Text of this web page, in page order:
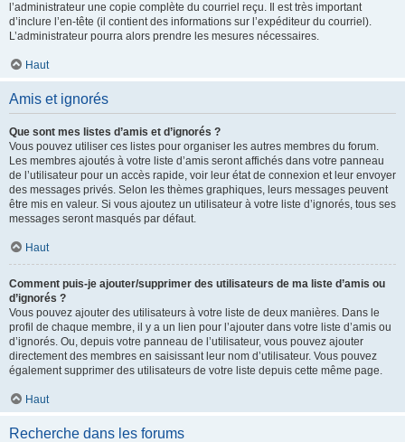
l’administrateur une copie complète du courriel reçu. Il est très important
d’inclure l’en-tête (il contient des informations sur l’expéditeur du courriel).
L’administrateur pourra alors prendre les mesures nécessaires.
Haut
Amis et ignorés
Que sont mes listes d’amis et d’ignorés ?
Vous pouvez utiliser ces listes pour organiser les autres membres du forum.
Les membres ajoutés à votre liste d’amis seront affichés dans votre panneau
de l’utilisateur pour un accès rapide, voir leur état de connexion et leur envoyer
des messages privés. Selon les thèmes graphiques, leurs messages peuvent
être mis en valeur. Si vous ajoutez un utilisateur à votre liste d’ignorés, tous ses
messages seront masqués par défaut.
Haut
Comment puis-je ajouter/supprimer des utilisateurs de ma liste d’amis ou
d’ignorés ?
Vous pouvez ajouter des utilisateurs à votre liste de deux manières. Dans le
profil de chaque membre, il y a un lien pour l’ajouter dans votre liste d’amis ou
d’ignorés. Ou, depuis votre panneau de l’utilisateur, vous pouvez ajouter
directement des membres en saisissant leur nom d’utilisateur. Vous pouvez
également supprimer des utilisateurs de votre liste depuis cette même page.
Haut
Recherche dans les forums